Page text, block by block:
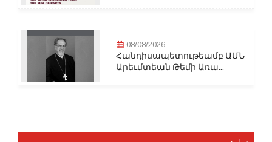
08/08/2026
Հանդիսապետութեամբ ԱՄՆ
Արեւմտեան Թեմի Առա...